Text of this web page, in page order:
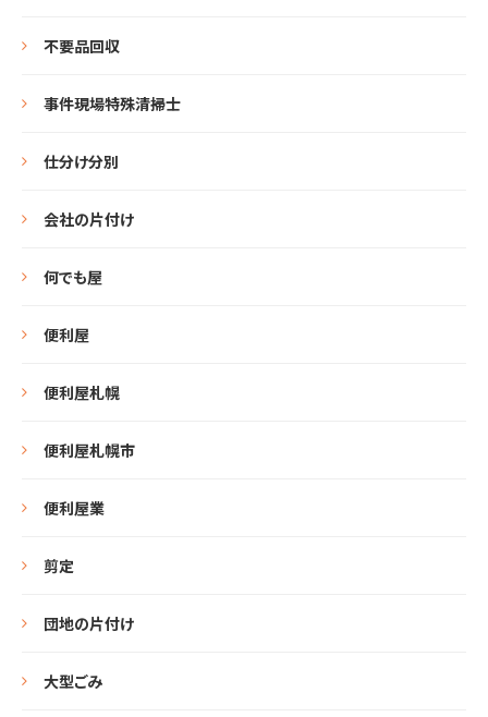
不要品回収
事件現場特殊清掃士
仕分け分別
会社の片付け
何でも屋
便利屋
便利屋札幌
便利屋札幌市
便利屋業
剪定
団地の片付け
大型ごみ